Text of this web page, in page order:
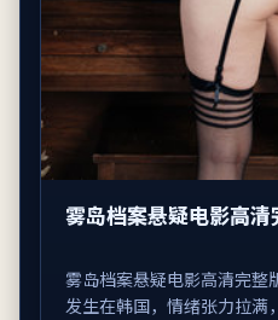
雾岛档案悬疑电影高清
雾岛档案悬疑电影高清完整
发生在韩国，情绪张力拉满